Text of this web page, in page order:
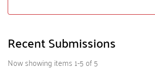
Recent Submissions
Now showing items 1-5 of 5